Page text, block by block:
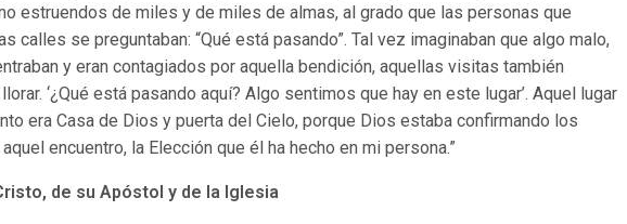
estruendos de miles y de miles de almas, al grado que las personas que
calles se preguntaban: “Qué está pasando”. Tal vez imaginaban que algo malo,
y eran contagiados por aquella bendición, aquellas visitas también
‘¿Qué está pasando aquí? Algo sentimos que hay en este lugar’. Aquel lugar
era Casa de Dios y puerta del Cielo, porque Dios estaba confirmando los
encuentro, la Elección que él ha hecho en mi persona.”
de su Apóstol y de la Iglesia